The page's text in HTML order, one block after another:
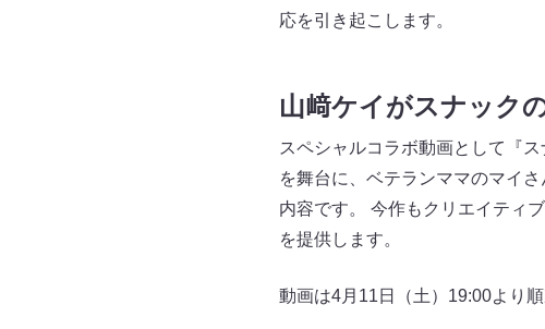
応を引き起こします。
山﨑ケイがスナック
スペシャルコラボ動画として『
を舞台に、ベテランママのマイ
内容です。 今作もクリエイティ
を提供します。
動画は4月11日（土）19:00より